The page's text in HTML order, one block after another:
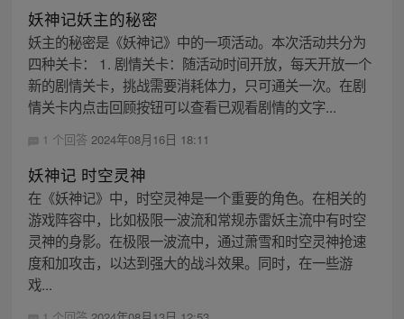
妖神记妖主的秘密
妖主的秘密是《妖神记》中的一项活动。本次活动共分为
四种关卡： 1. 剧情关卡：随活动时间开放，每天开放一个
新的剧情关卡，挑战需要消耗体力，只可通关一次。在剧
情关卡内点击回顾按钮可以查看已观看剧情的文字...
1 个回答 2024年08月16日 18:11
妖神记 时空灵神
在《妖神记》中，时空灵神是一个重要的角色。在相关的
游戏阵容中，比如极限一波流和常规赤雷妖主流中有时空
灵神的身影。在极限一波流中，通过萧雪和时空灵神抢速
度和加攻击，以达到强大的战斗效果。同时，在一些游
戏...